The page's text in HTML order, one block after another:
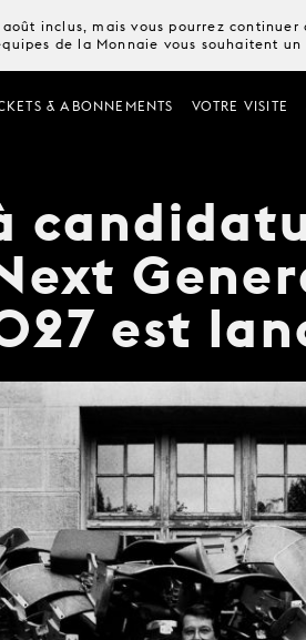
inclus, mais vous pourrez
de la Monnaie vous souhaitent
& ABONNEMENTS VOTRE VISITE
est